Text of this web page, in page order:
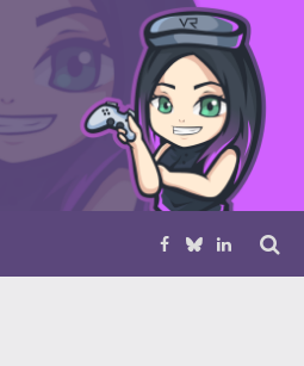
Facebook
BlueskyLinkedIn